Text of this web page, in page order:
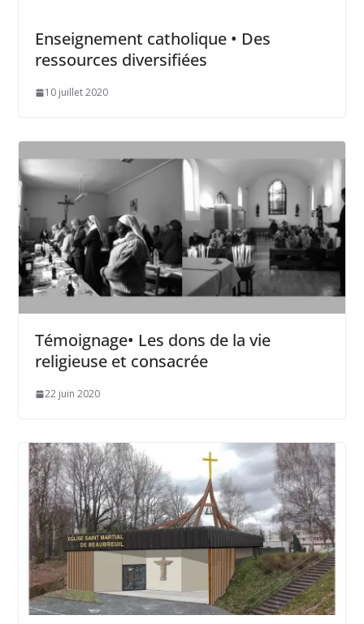
Enseignement catholique • Des
ressources diversifiées
10 juillet 2020
Témoignage• Les dons de la vie
religieuse et consacrée
22 juin 2020